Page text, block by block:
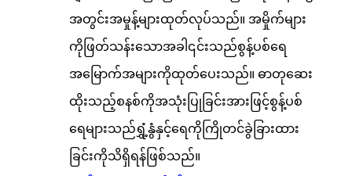
အတွင်းအမှုန့်များထုတ်လုပ်သည်။ အမှိုက်များ
ကိုဖြတ်သန်းသောအခါ၎င်းသည်စွန့်ပစ်ရေ
အမြောက်အများကိုထုတ်ပေးသည်။ ဓာတုဆေး
ထိုးသည့်စနစ်ကိုအသုံးပြုခြင်းအားဖြင့်စွန့်ပစ်
ရေများသည်ရွှံ့နွံနှင့်ရေကိုကြိုတင်ခွဲခြားထား
ခြင်းကိုသိရှိရန်ဖြစ်သည်။